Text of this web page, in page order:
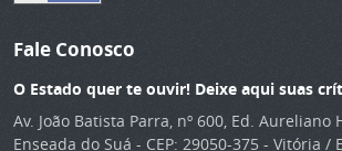
Fale Conosco
O Estado quer te ouvir! Deixe aqui suas
Av. João Batista Parra, nº 600, Ed. Aureliano
Enseada do Suá - CEP: 29050-375 - Vitória /